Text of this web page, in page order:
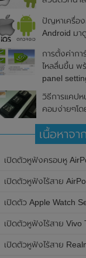
ปัญหาเครื่อง
Android มา
การตั้งค่ากา
ไหลลื่นขึ้น พ
panel
วิธีการแคป
คอมง่ายๆโด
เนื้อหาจ
เปิดตัวหูฟังครอบหู
เปิดตัวหูฟังไร้สาย AirPods 4 อย่างเป็
เปิดตัว Apple Watch Series 10
เปิดตัวหูฟังไร้สาย Vivo TWS 3e อย่างเป็นทางการแล้วในประเทศอินเดีย มาพร้อม
เปิดตัวหูฟังไร้สาย Realme Buds T310 อย่างเป็นทางการในประเทศอินเดีย มาพร้อม